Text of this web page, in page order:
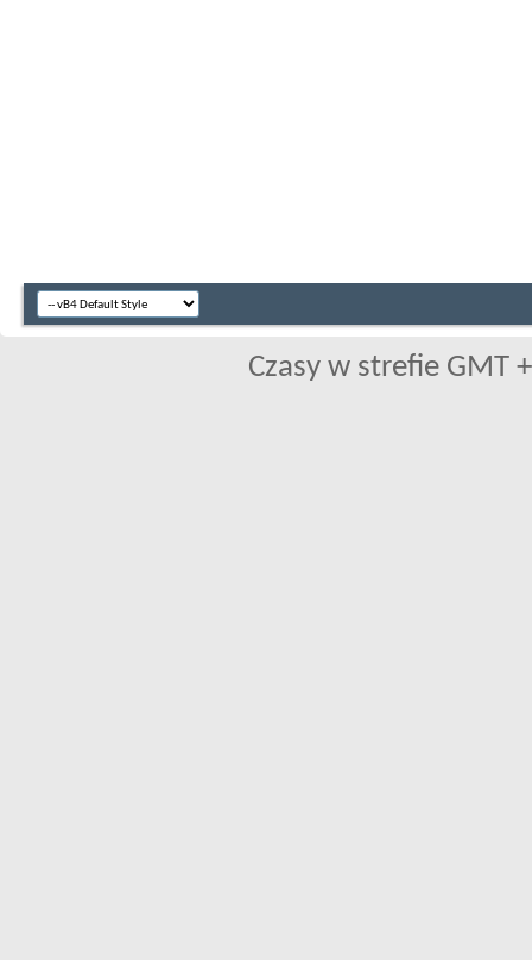
Czasy w strefie GMT